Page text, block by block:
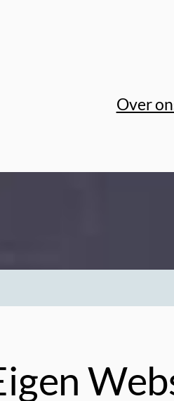
Over